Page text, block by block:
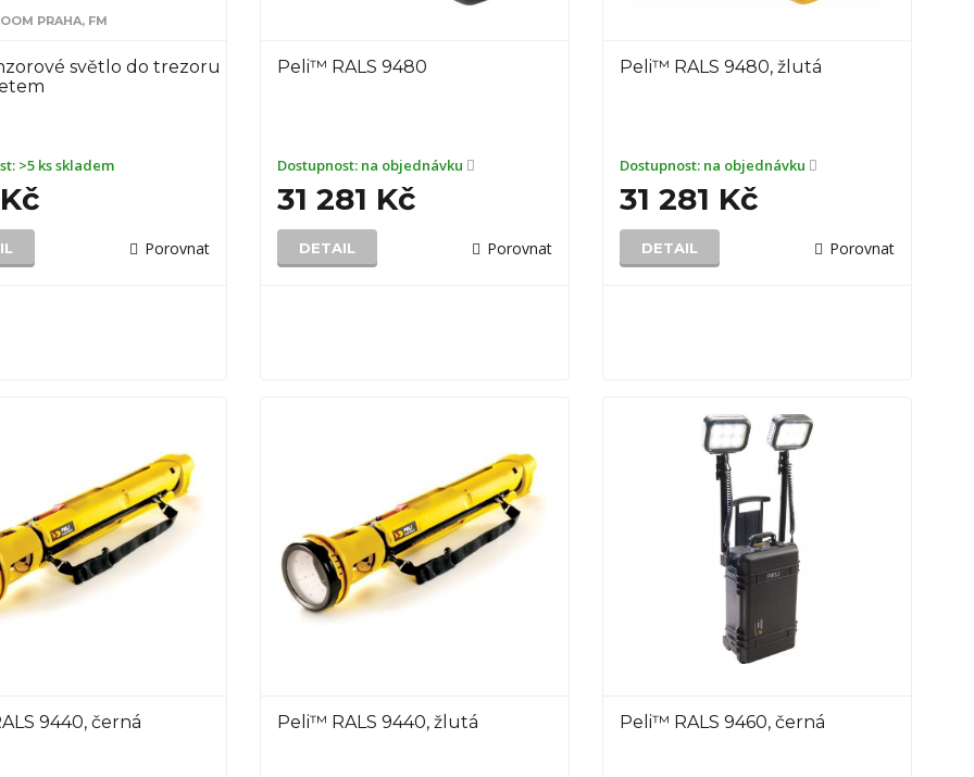
PRAHA, FM
světlo do trezoru
>5 ks skladem
Porovnat
Peli™ RALS 9480
Dostupnost: na objednávku
31 281 Kč
DETAIL Porovnat
Peli™ RALS 9480, žlutá
Dostupnost: na objednávku
31 281 Kč
DETAIL Porovnat
9440, černá Peli™ RALS 9440, žlutá Peli™ RALS 9460, černá